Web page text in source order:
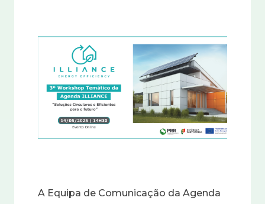
A Equipa de Comunicação da Agenda